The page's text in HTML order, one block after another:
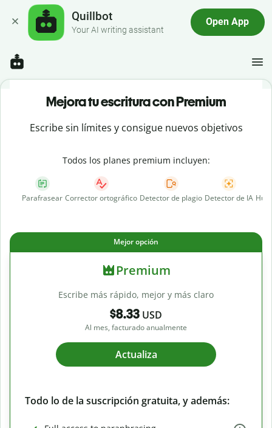
Quillbot
Your AI writing assistant
Open App
Mejora tu escritura con Premium
Escribe sin límites y consigue nuevos objetivos
Todos los planes premium incluyen:
Parafrasear Corrector ortográfico Detector de plagio Detector de IA
Mejor opción
Premium
Escribe más rápido, mejor y más claro
$8.33 USD
Al mes, facturado anualmente
Actualiza
Todo lo de la suscripción gratuita, y además: